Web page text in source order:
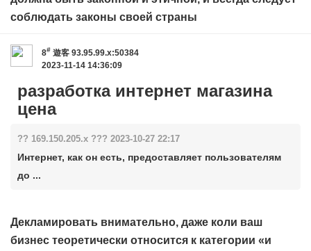
соблюдать законы своей страны
8# 遊客 93.95.99.x:50384
2023-11-14 14:36:09
разработка интернет магазина
цена
?? 169.150.205.x ??? 2023-10-27 22:17
Интернет, как он есть, предоставляет пользователям
до ...
Декламировать внимательно, даже коли ваш
бизнес теоретически относится к категории «и